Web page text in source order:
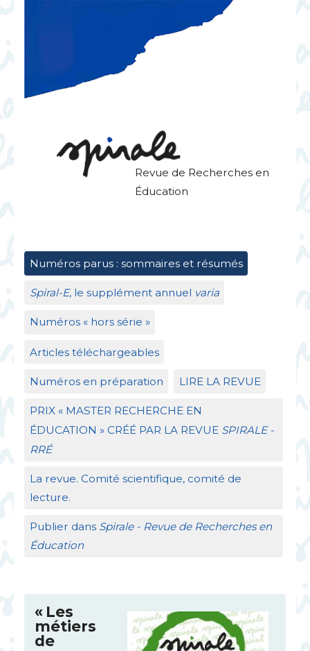
Revue de Recherches en
Éducation
Numéros parus : sommaires et résumés
Spiral-E, le supplément annuel varia
Numéros « hors série »
Articles téléchargeables
Numéros en préparation LIRE LA REVUE
PRIX« MASTER RECHERCHE EN
ÉDUCATION » CRÉÉ PAR LA REVUE SPIRALE-
RRÉ
La revue. Comité scientifique, comité de
lecture.
Publier dans Spirale - Revue de Recherches en
Éducation
« Les
métiers
de